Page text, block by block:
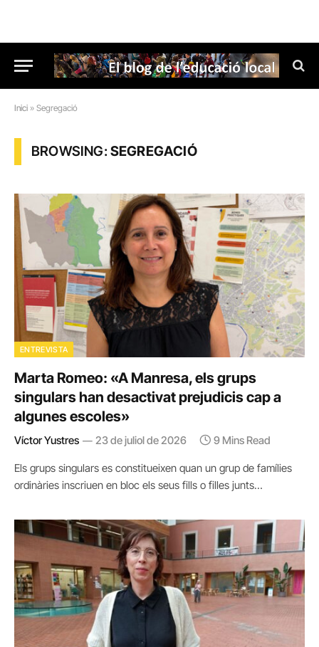
Inici » Segregació
BROWSING:SEGREGACIÓ
ENTREVISTA
Marta Romeo: «A Manresa, els grups
singulars han desactivat prejudicis cap a
algunes escoles»
Víctor Yustres 23 de juliol de 2026 9 Mins Read
Els grups singulars es constitueixen quan un grup de famílies
ordinàries inscriuen en bloc els seus fills o filles junts…